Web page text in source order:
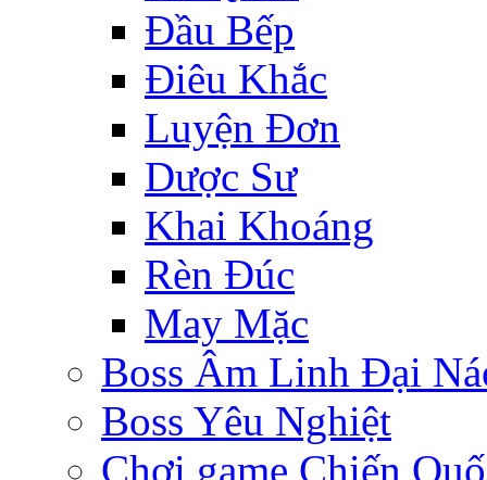
Đầu Bếp
Điêu Khắc
Luyện Đơn
Dược Sư
Khai Khoáng
Rèn Đúc
May Mặc
Boss Âm Linh Đại
Boss Yêu Nghiệt
Chơi game Chiến